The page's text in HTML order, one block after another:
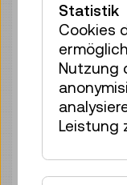
Führung /
2 Plätze frei
€ 3,90
Sa 08.08.
Führung /
1 Platz frei
€ 3,90
Statistik
Cookies
Nutzung
Leistung